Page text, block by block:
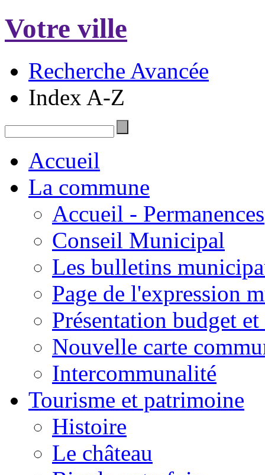
Votre ville
Recherche Avancée
Index A-Z
Accueil
La commune
Accueil - Permanences
Conseil Municipal
Les bulletins
Page de l'expression
Présentation budget
Nouvelle carte
Intercommunalité
Tourisme et patrimoine
Histoire
Le château